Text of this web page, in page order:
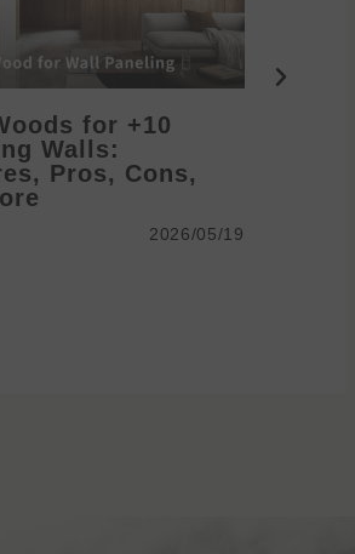
Woods for
Walls:
Pros, Cons,
2026/05/19